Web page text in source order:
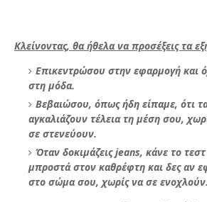
Κλείνοντας, θα ήθελα να προσέξεις τα
Επικεντρώσου στην εφαρμογή και
στη μόδα.
Βεβαιώσου, όπως ήδη είπαμε, ότι
αγκαλιάζουν τέλειατη μέση σου,
σε στενεύουν.
Όταν δοκιμάζεις jeans, κάνε το
μπροστά στον καθρέφτη και δεςαν
στο σώμα σου, χωρίς να σε ενοχλούν.